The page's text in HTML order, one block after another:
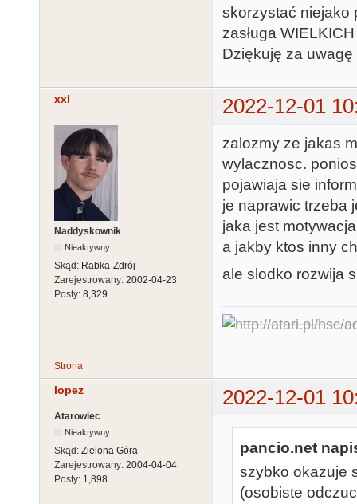
skorzystać niejako
zasługa
Dziękuję za
xxl 2022-12-01
Naddyskownik
Nieaktywny
Skąd: Rabka-Zdrój
Zarejestrowany: 2002-04-23
Posty: 8,329
zalozmy ze jakas
wylacznosc.
pojawiaja sie
je naprawic trzeba
jaka jest
a jakby ktos inny
ale slodko rozwija
Strona
lopez 2022-12-01
Atarowiec
Nieaktywny
Skąd: Zielona Góra
Zarejestrowany: 2004-04-04
Posty: 1,898
pancio.net
szybko okazuje
(osobiste